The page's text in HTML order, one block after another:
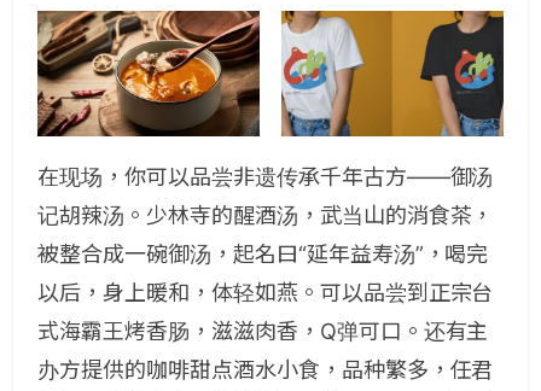
在现场，你可以品尝非遗传承千年古方——御汤
记胡辣汤。少林寺的醒酒汤，武当山的消食茶，
被整合成一碗御汤，起名曰“延年益寿汤”，喝完
以后，身上暖和，体轻如燕。可以品尝到正宗台
式海霸王烤香肠，滋滋肉香，Q弹可口。还有主
办方提供的咖啡甜点酒水小食，品种繁多，任君